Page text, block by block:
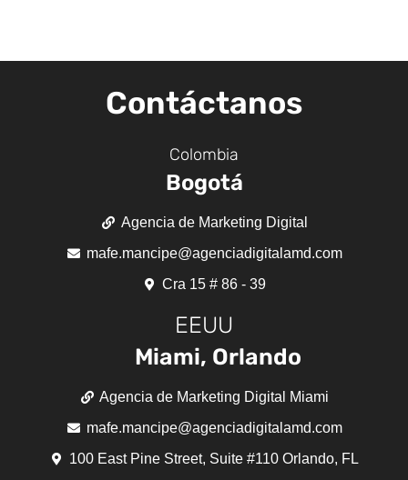
Contáctanos
Colombia
Bogotá
Agencia de Marketing Digital
mafe.mancipe@agenciadigitalamd.com
Cra 15 # 86 - 39
EEUU
Miami, Orlando
Agencia de Marketing Digital Miami
mafe.mancipe@agenciadigitalamd.com
100 East Pine Street, Suite #110 Orlando, FL